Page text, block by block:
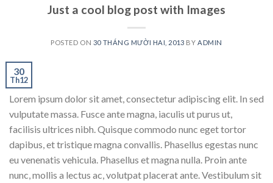
Just a cool blog post with Images
POSTED ON 30 THÁNG MƯỜI HAI, 2013 BY ADMIN
30
Th12
Lorem ipsum dolor sit amet, consectetur adipiscing elit. In sed
vulputate massa. Fusce ante magna, iaculis ut purus ut,
facilisis ultrices nibh. Quisque commodo nunc eget tortor
dapibus, et tristique magna convallis. Phasellus egestas nunc
eu venenatis vehicula. Phasellus et magna nulla. Proin ante
nunc, mollis a lectus ac, volutpat placerat ante. Vestibulum sit